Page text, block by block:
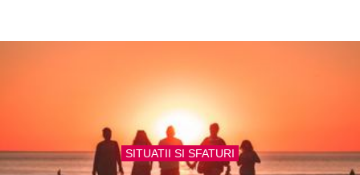
SITUATII SI SFATURI